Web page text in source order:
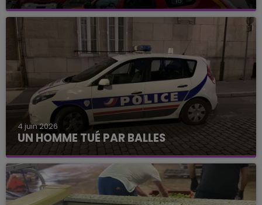
4 juin 2026
UN HOMME TUÉ PAR BALLES